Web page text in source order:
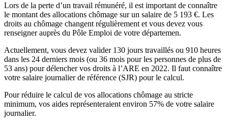
Lors de la perte d’un travail rémunéré, il est important de connaître
le montant des allocations chômage sur un salaire de 5 193 €. Les
droits au chômage changent régulièrement et vous devez vous
renseigner auprès du Pôle Emploi de votre départemen.
Actuellement, vous devez valider 130 jours travaillés ou 910 heures
dans les 24 derniers mois (ou 36 mois pour les personnes de plus de
53 ans) pour délencher vos droits à l’ARE en 2022. Il faut connaître
votre salaire journalier de référence (SJR) pour le calcul.
Pour réduire le calcul de vos allocations chômage au stricte
minimum, vos aides représenteraient environ 57% de votre salaire
journalier.